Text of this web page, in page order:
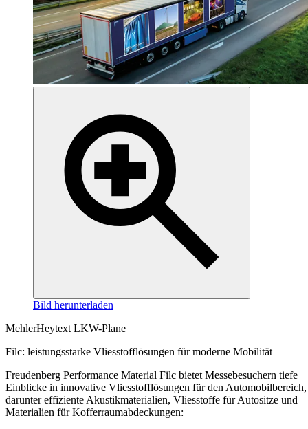
Bild herunterladen
MehlerHeytext LKW-Plane
Filc: leistungsstarke Vliesstofflösungen für moderne Mobilität
Freudenberg Performance Material Filc bietet Messebesuchern tiefe
Einblicke in innovative Vliesstofflösungen für den Automobilbereich,
darunter effiziente Akustikmaterialien, Vliesstoffe für Autositze und
Materialien für Kofferraumabdeckungen: